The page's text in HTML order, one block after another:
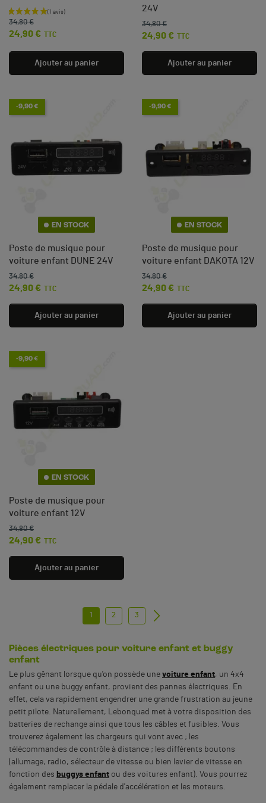
Prix de base
34,80 €
Prix
24,90 € TTC
Ajouter au panier
24V
Prix de base
34,80 €
Prix
24,90 € TTC
Ajouter au panier
-9,90 €
EN STOCK
Poste de musique pour
voiture enfant DUNE 24V
Prix de base
34,80 €
Prix
24,90 € TTC
Ajouter au panier
-9,90 €
EN STOCK
Poste de musique pour
voiture enfant DAKOTA 12V
Prix de base
34,80 €
Prix
24,90 € TTC
Ajouter au panier
-9,90 €
EN STOCK
Poste de musique pour
voiture enfant 12V
Prix de base
34,80 €
Prix
24,90 € TTC
Ajouter au panier
1 2 3 Suivant
Pièces électriques pour voiture enfant et buggy
enfant
Le plus gênant lorsque qu'on possède une voiture enfant, un 4x4
enfant ou une buggy enfant, provient des pannes électriques. En
effet, cela va rapidement engendrer une grande frustration au jeune
petit pilote. Naturellement, Lebonquad met à votre disposition des
batteries de rechange ainsi que tous les câbles et fusibles. Vous
trouverez également les chargeurs qui vont avec ; les
télécommandes de contrôle à distance ; les différents boutons
(allumage, radio, sélecteur de vitesse ou bien levier de vitesse en
fonction des buggys enfant ou des voitures enfant). Vous pourrez
également remplacer la pédale d'accélération et les moteurs.